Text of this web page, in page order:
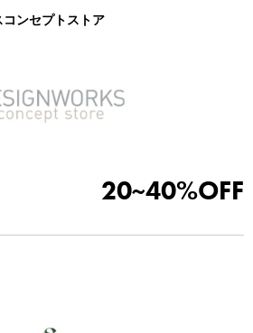
ショップ最新情報を中心に様々な角度
ATM 旅行代理店
エスカレーター
ス内容
リース
集
コンセプトストア
20~40%OFF